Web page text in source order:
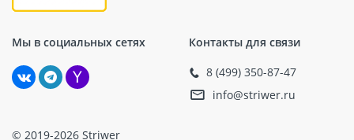
Мы в социальных сетях Контакты для связи
8 (499) 350-87-47
info@striwer.ru
© 2019-2026 Striwer